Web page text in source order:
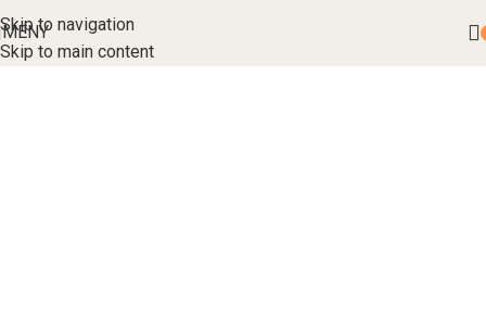
Skip to navigation
Skip to main content
MENY